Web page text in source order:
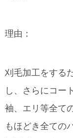
理由：
刈毛加工をする
し、さらにコー
袖、エリ等全て
もほどき全ての